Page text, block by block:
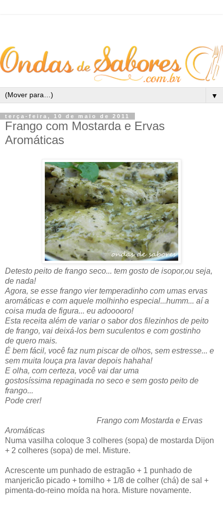
▼
terça-feira, 10 de maio de 2011
Frango com Mostarda e Ervas
Aromáticas
Detesto peito de frango seco... tem gosto de isopor,ou seja,
de nada!
Agora, se esse frango vier temperadinho com umas ervas
aromáticas e com aquele molhinho especial...humm... aí a
coisa muda de figura... eu adooooro!
Esta receita além de variar o sabor dos filezinhos de peito
de frango, vai deixá-los bem suculentos e com gostinho
de quero mais.
É bem fácil, você faz num piscar de olhos, sem estresse... e
sem muita louça pra lavar depois hahaha!
E olha, com certeza, você vai dar uma
gostosíssima repaginada no seco e sem gosto peito de
frango...
Pode crer!
Frango com Mostarda e Ervas
Aromáticas
Numa vasilha coloque 3 colheres (sopa) de mostarda Dijon
+ 2 colheres (sopa) de mel. Misture.
Acrescente um punhado de estragão + 1 punhado de
manjericão picado + tomilho + 1/8 de colher (chá) de sal +
pimenta-do-reino moída na hora. Misture novamente.